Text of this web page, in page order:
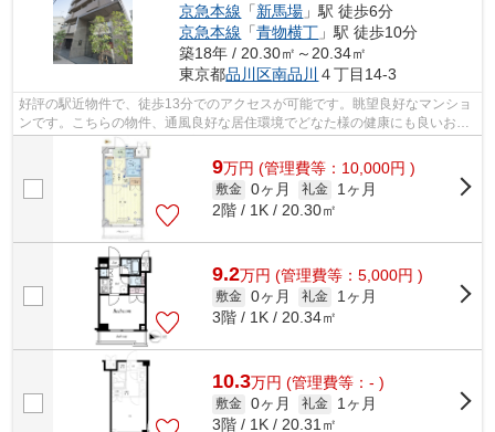
京急本線 「新馬場 」駅 徒歩6分
京急本線 「青物横丁 」駅 徒歩10分
築18年 / 20.30㎡～20.34㎡
東京都品川区南品川 ４丁目14-3
好評の駅近物件で、徒歩13分でのアクセスが可能です。眺望良好なマンショ
ンです。こちらの物件、通風良好な居住環境でどなた様の健康にも良いおす
すめのマンションです。防犯対策もバ...
9万円 (管理費等：10,000円 )
敷金 0ヶ月 礼金
1ヶ月
2階 / 1K / 20.30㎡
9.2万円 (管理費等：5,000円 )
敷金 0ヶ月 礼金
1ヶ月
3階 / 1K / 20.34㎡
10.3万円 (管理費等：- )
敷金 0ヶ月 礼金
1ヶ月
3階 / 1K / 20.31㎡